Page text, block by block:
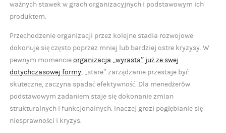
ważnych stawek w grach organizacyjnych i podstawowym ich
produktem.
Przechodzenie organizacji przez kolejne stadia rozwojowe
dokonuje się często poprzez mniej lub bardziej ostre kryzysy. W
pewnym momencieorganizacja „wyrasta” już ze swej
dotychczasowej formy, „stare” zarządzanie przestaje być
skuteczne, zaczyna spadać efektywność. Dla menedżerów
podstawowym zadaniem staje się dokonanie zmian
strukturalnych i funkcjonalnych. Inaczej grozi pogłębianie się
niesprawności i kryzys.